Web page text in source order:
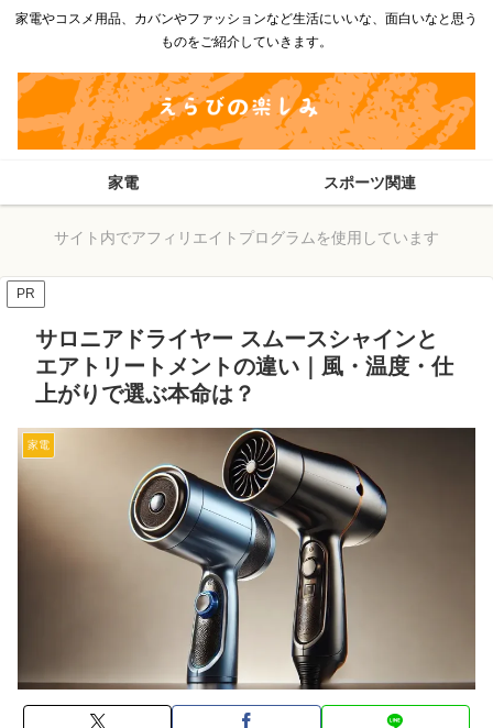
家電やコスメ用品、カバンやファッションなど生活にいいな、面白いなと思う
ものをご紹介していきます。
家電 スポーツ関連
サイト内でアフィリエイトプログラムを使用しています
PR
サロニアドライヤー スムースシャインと
エアトリートメントの違い｜風・温度・仕
上がりで選ぶ本命は？
家電